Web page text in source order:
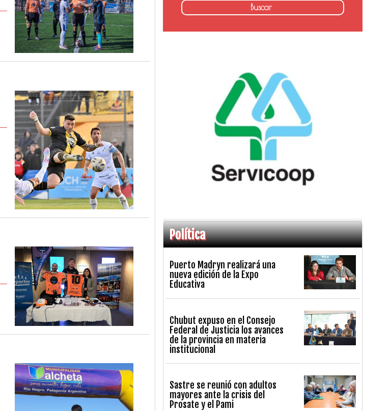
Política
Puerto Madryn realizará una
nueva edición de la Expo
Educativa
Chubut expuso en el Consejo
Federal de Justicia los avances
de la provincia en materia
institucional
Sastre se reunió con adultos
mayores ante la crisis del
Prosate y el Pami